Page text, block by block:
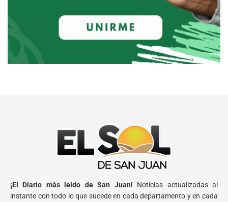
¡El Diario más leído de San Juan! Noticias actualizadas al
instante con todo lo que sucede en cada departamento y en cada